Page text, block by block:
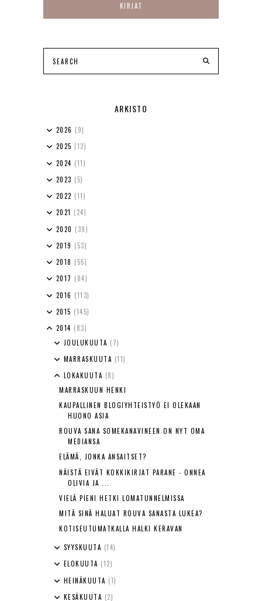
KIRJAT
ARKISTO
2026 (9)
2025 (12)
2024 (11)
2023 (5)
2022 (11)
2021 (24)
2020 (39)
2019 (53)
2018 (55)
2017 (84)
2016 (113)
2015 (145)
2014 (83)
JOULUKUUTA (7)
MARRASKUUTA (11)
LOKAKUUTA (8)
MARRASKUUN HENKI
KAUPALLINEN BLOGIYHTEISTYÖ EI OLEKAAN
HUONO ASIA
ROUVA SANA SOMEKANAVINEEN ON NYT OMA
MEDIANSA
ELÄMÄ, JONKA ANSAITSET?
NÄISTÄ EIVÄT KOKKIKIRJAT PARANE - ONNEA
OLIVIA JA ...
VIELÄ PIENI HETKI LOMATUNNELMISSA
MITÄ SINÄ HALUAT ROUVA SANASTA LUKEA?
KOTISEUTUMATKALLA HALKI KERAVAN
SYYSKUUTA (14)
ELOKUUTA (12)
HEINÄKUUTA (1)
KESÄKUUTA (2)